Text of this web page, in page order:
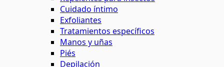
Cuidado íntimo
Exfoliantes
Tratamientos específicos
Manos y uñas
Piés
Depilación